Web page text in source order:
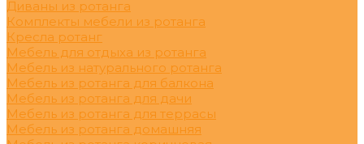
Диваны из ротанга
Комплекты мебели из ротанга
Кресла ротанг
Мебель для отдыха из ротанга
Мебель из натурального ротанга
Мебель из ротанга для балкона
Мебель из ротанга для дачи
Мебель из ротанга для террасы
Мебель из ротанга домашняя